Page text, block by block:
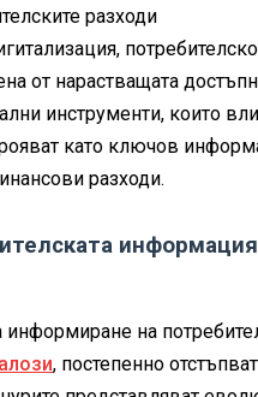
разходи
от нарастващата
инструменти, които
като ключов
разходи.
на
, постепенно